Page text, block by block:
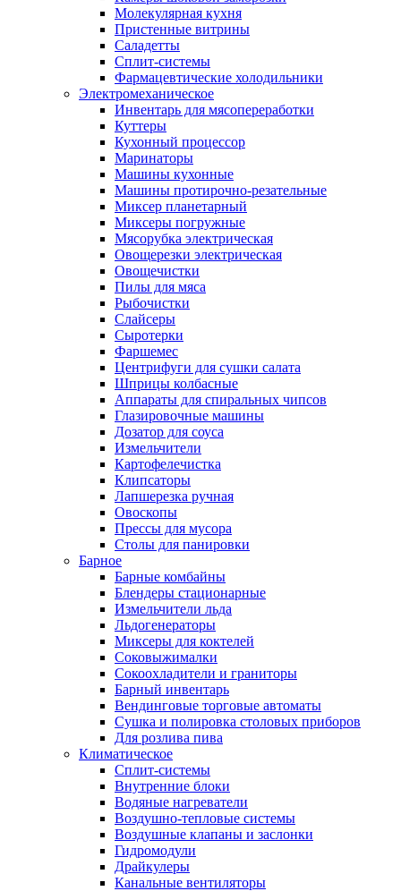
Молекулярная кухня
Пристенные витрины
Саладетты
Сплит-системы
Фармацевтические холодильники
Электромеханическое
Инвентарь для мясопереработки
Куттеры
Кухонный процессор
Маринаторы
Машины кухонные
Машины протирочно-резательные
Миксер планетарный
Миксеры погружные
Мясорубка электрическая
Овощерезки электрическая
Овощечистки
Пилы для мяса
Рыбочистки
Слайсеры
Сыротерки
Фаршемес
Центрифуги для сушки салата
Шприцы колбасные
Аппараты для спиральных чипсов
Глазировочные машины
Дозатор для соуса
Измельчители
Картофелечистка
Клипсаторы
Лапшерезка ручная
Овоскопы
Прессы для мусора
Столы для панировки
Барное
Барные комбайны
Блендеры стационарные
Измельчители льда
Льдогенераторы
Миксеры для коктелей
Соковыжималки
Сокоохладители и граниторы
Барный инвентарь
Вендинговые торговые автоматы
Сушка и полировка столовых приборов
Для розлива пива
Климатическое
Сплит-системы
Внутренние блоки
Водяные нагреватели
Воздушно-тепловые системы
Воздушные клапаны и заслонки
Гидромодули
Драйкулеры
Канальные вентиляторы